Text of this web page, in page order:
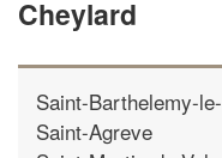
Cheylard
Saint-Barthelemy-
Saint-Agreve